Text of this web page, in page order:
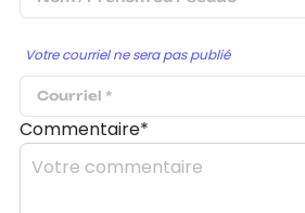
Votre courriel ne sera pas publié
Commentaire*